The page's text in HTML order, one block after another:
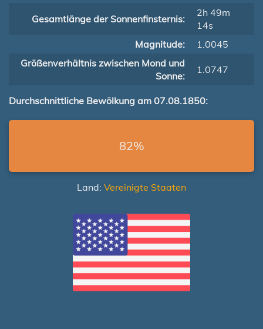
Gesamtlänge der Sonnenfinsternis:
2h 49m
14s
Magnitude:
1.0045
Größenverhältnis zwischen Mond und
Sonne:
1.0747
Durchschnittliche Bewölkung am 07.08.1850:
82%
Land: Vereinigte Staaten